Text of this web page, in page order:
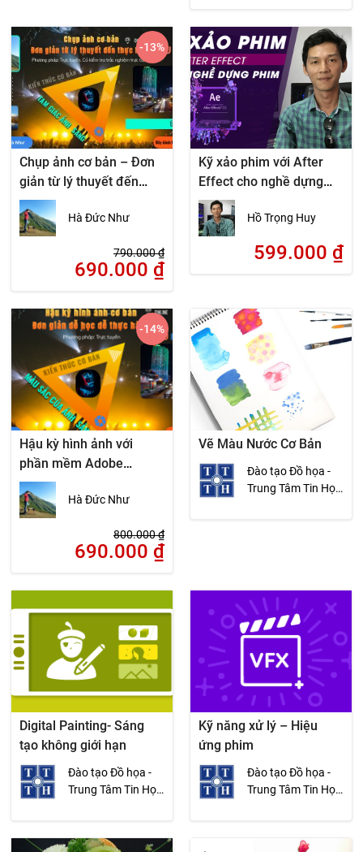
Chụp ảnh cơ bản – Đơn
giản từ lý thuyết đến
thực hành
Hà Đức Như
790.000₫
690.000 ₫
-13%
Kỹ xảo phim với After
Effect cho nghề dựng
phim
Hồ Trọng Huy
599.000 ₫
Hậu kỳ hình ảnh với
phần mềm Adobe
Photoshop Lightroom –
Đơn giản dễ học dễ thực
hành
Hà Đức Như
800.000₫
690.000 ₫
-14%
Vẽ Màu Nước Cơ Bản
Đào tạo Đồ họa -
Trung Tâm Tin Học
Digital Painting- Sáng
tạo không giới hạn
Đào tạo Đồ họa -
Trung Tâm Tin Học
Kỹ năng xử lý – Hiệu
ứng phim
Đào tạo Đồ họa -
Trung Tâm Tin Học